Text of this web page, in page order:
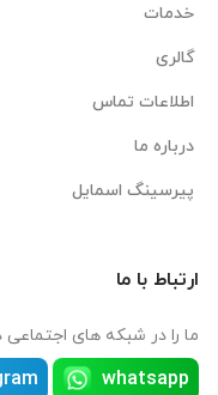
خدمات
گالری
اطلاعات تماس
درباره ما
پیرسینگ اسمایل
ارتباط با ما
ما را در شبکه های اجتماعی
whatsapp